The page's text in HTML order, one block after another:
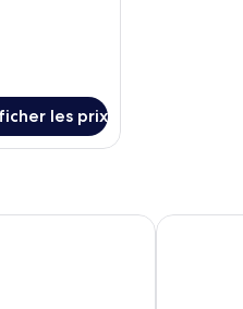
les prix
Orlando International Dr
Courtyard